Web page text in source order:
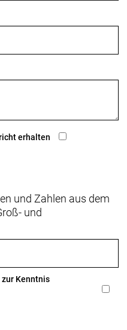
erhalten
und Zahlen aus dem
und
zur Kenntnis